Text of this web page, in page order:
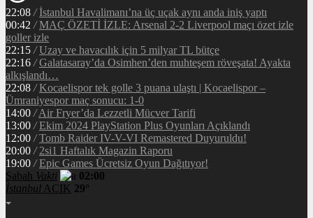
22:08 / İstanbul Havalimanı’na üç uçak aynı anda iniş yaptı
00:42 / MAÇ ÖZETİ İZLE: Arsenal 2-2 Liverpool maçı özet izle
goller izle
22:15 / Uzay ve havacılık için 5 milyar TL bütçe
22:16 / Galatasaray’da Osimhen’den muhteşem röveşata! Ayakta
alkışlandı…
22:08 / Kocaelispor tek golle 3 puana ulaştı | Kocaelispor –
Ümraniyespor maç sonucu: 1-0
14:00 / Air Fryer’da Lezzetli Mücver Tarifi
13:00 / Ekim 2024 PlayStation Plus Oyunları Açıklandı
12:00 / Tomb Raider IV-V-VI Remastered Duyuruldu!
20:00 / 2si1 Haftalık Magazin Raporu
19:00 / Epic Games Ücretsiz Oyun Dağıtıyor!
Sabah Vakti
02:00
İstanbul AÇIK 29°